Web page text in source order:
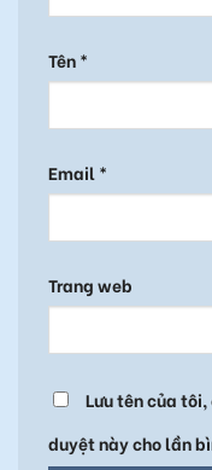
Tên*
Email *
Trang web
Lưu tên của
duyệt này cho lần